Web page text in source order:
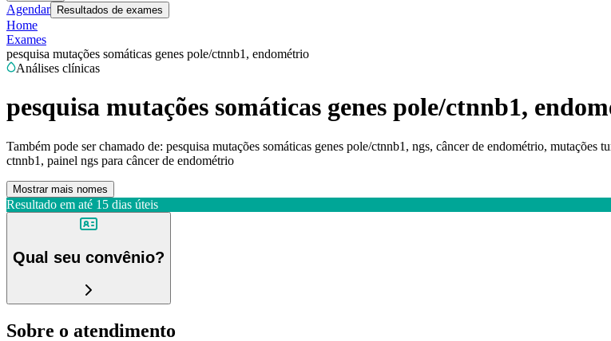
Agendar Resultados de exames
Home
Exames
pesquisa mutações somáticas genes pole/ctnnb1, endométrio
Análises clínicas
pesquisa mutações somáticas genes pole/ctnnb1,
Também pode ser chamado de: pesquisa mutações somáticas genes pole/ctnnb1, ngs, câncer de endométrio, mutações
ctnnb1, painel ngs para câncer de endométrio
Mostrar mais nomes
Resultado em até 15 dias úteis
Qual seu convênio?
Sobre o atendimento